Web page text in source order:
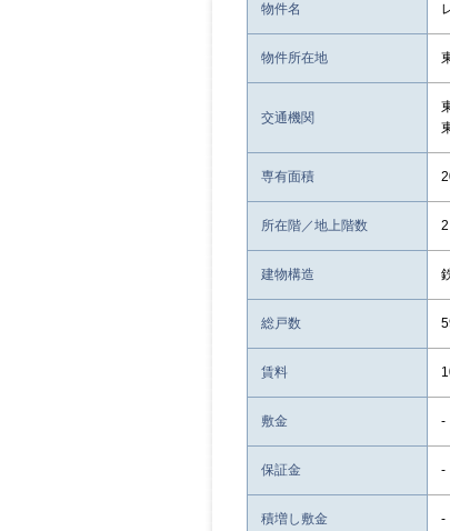
物件名
物件所在地
交通機関
専有面積
所在階／地上階数
建物構造
総戸数
賃料
敷金 -
保証金 -
積増し敷金 -